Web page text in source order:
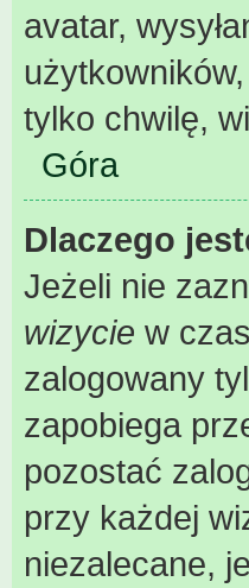
avatar,
tylko chwilę,
Góra
Dlaczego
Jeżeli nie
wizycie w
zalogowany
zapobiega
pozostać
przy każdej
niezalecane,